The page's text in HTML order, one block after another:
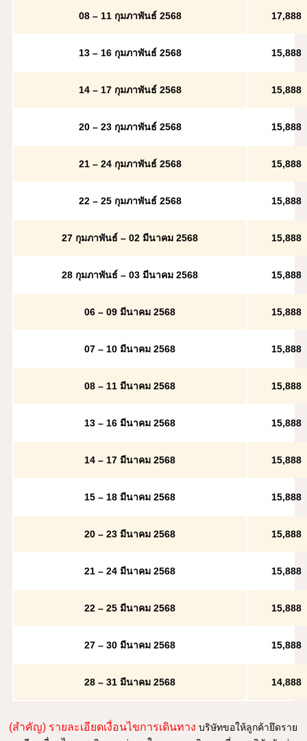
08 – 11 กุมภาพันธ์ 2568 17,888
13 – 16 กุมภาพันธ์ 2568 15,888
14 – 17 กุมภาพันธ์ 2568 15,888
20 – 23 กุมภาพันธ์ 2568 15,888
21 – 24 กุมภาพันธ์ 2568 15,888
22 – 25 กุมภาพันธ์ 2568 15,888
27 กุมภาพันธ์ – 02 มีนาคม 2568 15,888
28 กุมภาพันธ์ – 03 มีนาคม 2568 15,888
06 – 09 มีนาคม 2568 15,888
07 – 10 มีนาคม 2568 15,888
08 – 11 มีนาคม 2568 15,888
13 – 16 มีนาคม 2568 15,888
14 – 17 มีนาคม 2568 15,888
15 – 18 มีนาคม 2568 15,888
20 – 23 มีนาคม 2568 15,888
21 – 24 มีนาคม 2568 15,888
22 – 25 มีนาคม 2568 15,888
27 – 30 มีนาคม 2568 15,888
28 – 31 มีนาคม 2568 14,888
(สำคัญ) รายละเอียดเงื่อนไขการเดินทาง บริษัทขอให้ลูกค้ายึดราย